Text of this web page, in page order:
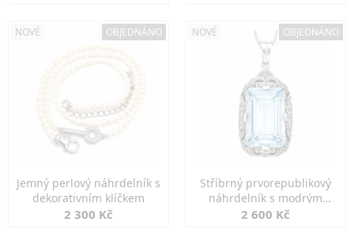
NOVÉ OBJEDNÁNO
Jemný perlový náhrdelník s
dekorativním klíčkem
2 300 Kč
NOVÉ OBJEDNÁNO
Stříbrný prvorepublikový
náhrdelník s modrým
spinelem
2 600 Kč